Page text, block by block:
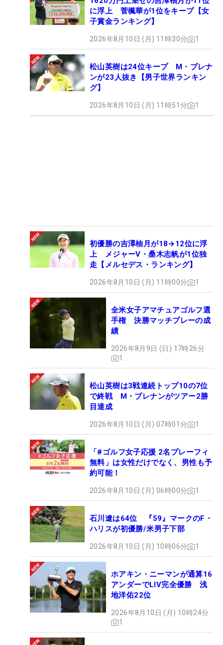
に浮上 菅楓華が1位をキープ【女
子賞金ランキング】
2026年8月10日 (月) 11時30分 1
松山英樹は24位キープ M・ブレナ
ンが23人抜き【男子世界ランキン
グ】
2026年8月10日 (月) 11時51分 1
初優勝の吉澤柚月が18→12位に浮
上 メジャーV・桑木志帆が1位独
走【メルセデス・ランキング】
2026年8月10日 (月) 11時00分 1
全米女子アマチュアゴルフ選
手権 決勝マッチプレーの成
績
2026年8月9日 (日) 17時26分
1
松山英樹は3戦連続トップ10の7位
で終戦 M・ブレナンがツアー2勝
目達成
2026年8月10日 (月) 07時01分 1
「#ゴルフ女子応援 2名プレーフィ
無料」は女性だけでなく、男性も予
約可能！
2026年8月10日 (月) 06時00分 1
石川遼は64位 『59』マークのF・
ハリスが初優勝/米男子下部
2026年8月10日 (月) 10時06分 1
ホアキン・ニーマンが通算16
アンダーでLIV完全優勝 浅
地洋佑22位
2026年8月10日 (月) 10時24分
1